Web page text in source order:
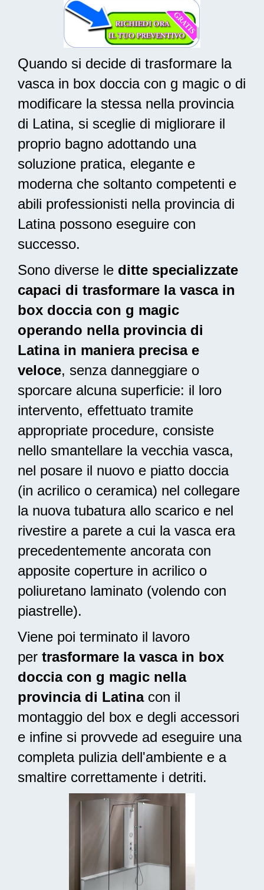
Quando si decide di trasformare la
vasca in box doccia con g magic o di
modificare la stessa nella provincia
di Latina, si sceglie di migliorare il
proprio bagno adottando una
soluzione pratica, elegante e
modernache soltanto competenti e
abili professionisti nella provincia di
Latina possono eseguire con
successo.
Sono diverse le ditte specializzate
capaci di trasformare la vasca in
box doccia con g magic
operando nella provincia di
Latina in maniera precisa e
veloce, senza danneggiare o
sporcare alcuna superficie: il loro
intervento, effettuato tramite
appropriate procedure, consiste
nello smantellare la vecchia vasca,
nel posare il nuovo e piatto doccia
(in acrilico o ceramica) nel collegare
la nuova tubatura allo scarico e nel
rivestire a parete a cui la vasca era
precedentemente ancorata con
apposite coperture in acrilico o
poliuretano laminato (volendo con
piastrelle).
Viene poi terminato il lavoro
per trasformare la vasca in box
doccia con g magic nella
provincia di Latinacon il
montaggio del box e degli accessori
e infine si provvede ad eseguire una
completa puliziadell'ambiente e a
smaltire correttamente i detriti.